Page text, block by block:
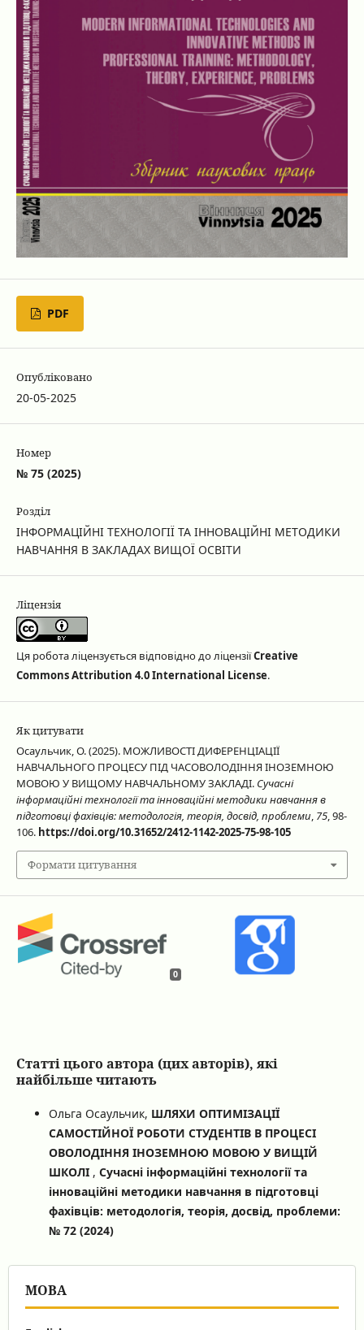
PDF
Опубліковано
20-05-2025
Номер
№ 75 (2025)
Розділ
ІНФОРМАЦІЙНІ ТЕХНОЛОГІЇ ТА ІННОВАЦІЙНІ МЕТОДИКИ
НАВЧАННЯ В ЗАКЛАДАХ ВИЩОЇ ОСВІТИ
Ліцензія
Ця робота ліцензується відповідно до ліцензіїCreative
Commons Attribution 4.0 International License.
Як цитувати
Осаульчик, О. (2025). МОЖЛИВОСТІ ДИФЕРЕНЦІАЦІЇ
НАВЧАЛЬНОГО ПРОЦЕСУ ПІД ЧАСОВОЛОДІННЯ ІНОЗЕМНОЮ
МОВОЮ У ВИЩОМУ НАВЧАЛЬНОМУ ЗАКЛАДІ. Сучасні
інформаційні технології та інноваційні методики навчання в
підготовці фахівців: методологія, теорія, досвід, проблеми, 75, 98-
106. https://doi.org/10.31652/2412-1142-2025-75-98-105
Формати цитування
0
Статті цього автора (цих авторів), які
найбільше читають
Ольга Осаульчик, ШЛЯХИ ОПТИМІЗАЦІЇ
САМОСТІЙНОЇ РОБОТИ СТУДЕНТІВ В ПРОЦЕСІ
ОВОЛОДІННЯ ІНОЗЕМНОЮ МОВОЮ У ВИЩІЙ
ШКОЛІ , Сучасні інформаційні технології та
інноваційні методики навчання в підготовці
фахівців: методологія, теорія, досвід, проблеми:
№ 72 (2024)
МОВА